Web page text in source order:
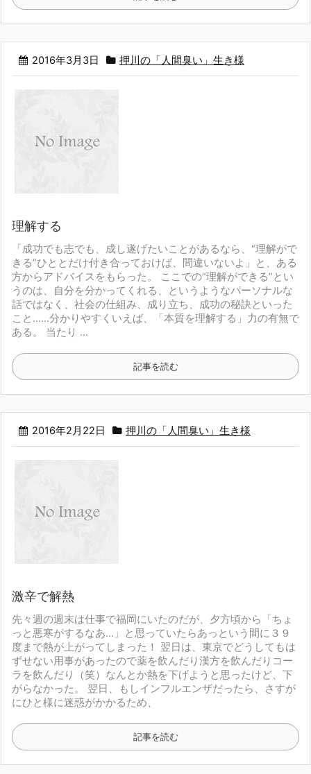
2016年3月3日 押川の「人間臭い」生き様
理解する
「成功でも志でも、成し遂げたいことがあるなら、 “理解がで
きる”ひととだけ付き合っておけば、間違いないよ」
と、ある
方からアドバイスをもらった。
ここでの“理解ができる”とい
うのは、
自分を分かってくれる、というようなパーソナルな
話ではなく、 社会の仕組み、成り立ち、成功の秘訣といった
こと……分かりやすくいえば、「本質を理解する」力の有無で
ある。
当たり ...
記事を読む
2016年2月22日 押川の「人間臭い」生き様
激辛で解熱
先々週の週末は仕事で福岡にいたのだが、 夕方頃から「ちょ
っと悪寒がするなあ…」と思っていたらあっという間に３９
度まで熱が上がってしまった！
翌日は、東京でどうしてもは
ずせない用事があったので薬を飲んだり漢方を飲んだりコー
ラを飲んだり（笑） なんとか熱を下げようと思ったけど、下
がらなかった。
翌日、もしインフルエンザだったら、さすが
にひと様に迷惑がかかるため、
記事を読む